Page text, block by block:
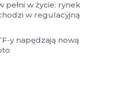
pełni w życie: rynek
w regulacyjną
y napędzają nową